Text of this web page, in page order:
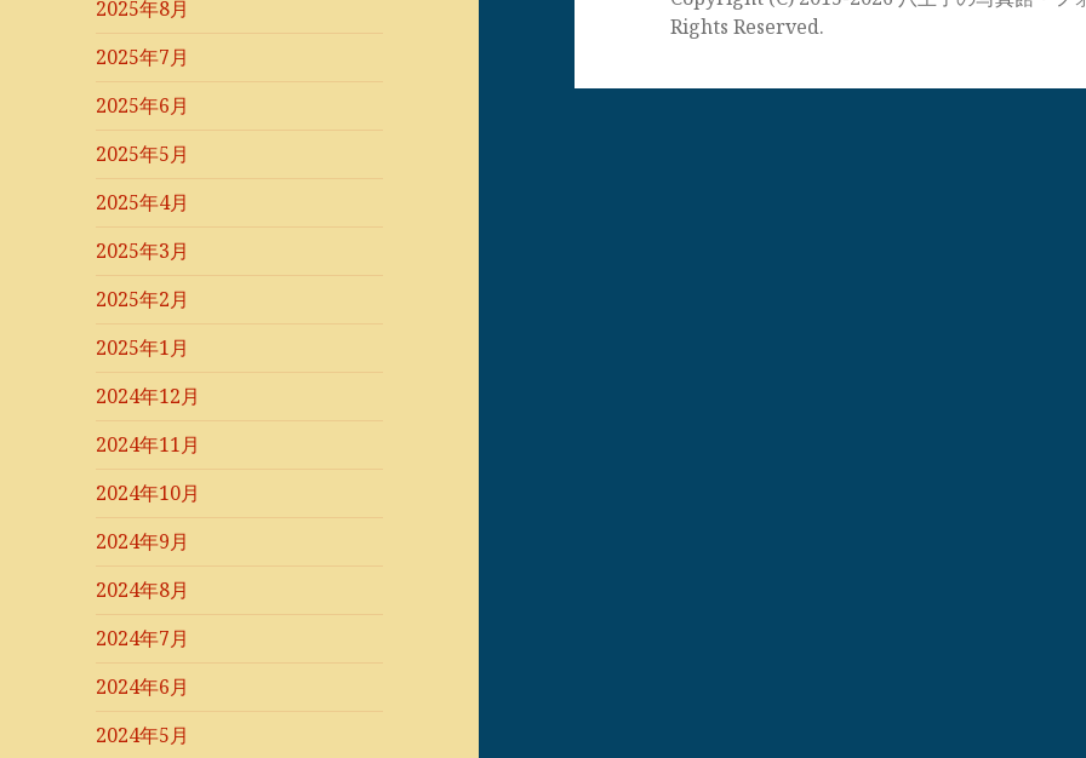
2025年8月
2025年7月
2025年6月
2025年5月
2025年4月
2025年3月
2025年2月
2025年1月
2024年12月
2024年11月
2024年10月
2024年9月
2024年8月
2024年7月
2024年6月
2024年5月
Rights Reserved.